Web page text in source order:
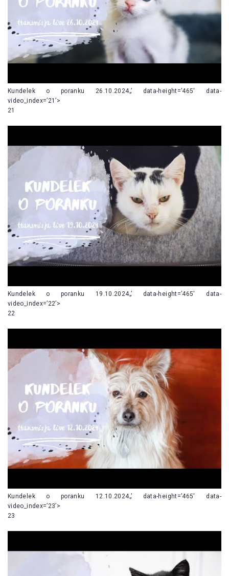
Kundelek o poranku 26.10.2024„’ data-height=’465′ data-
video_index=’21’>
21
Kundelek o poranku 19.10.2024„’ data-height=’465′ data-
video_index=’22’>
22
Kundelek o poranku 12.10.2024„’ data-height=’465′ data-
video_index=’23’>
23